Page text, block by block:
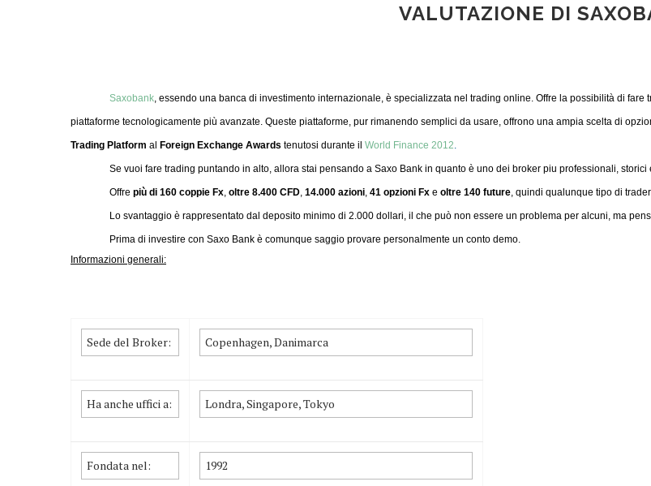
VALUTAZIONE DI
Saxobank , essendo una banca di investimento internazionale, è specializzata nel trading online. Offre la possibilità di
piattaforme tecnologicamente più avanzate. Queste piattaforme, pur rimanendo semplici da usare, offrono una ampia scelta di
Trading Platform al Foreign Exchange Awards tenutosi durante il World Finance 2012
Se vuoi fare trading puntando in alto, allora stai pensando a Saxo Bank in quanto è uno dei broker piu professionali, storici
Offre più di 160 coppie Fx oltre 8.400 CFD 14.000 azioni 41 opzioni Fx e oltre 140 future , quindi qualunque tipo di
Lo svantaggio è rappresentato dal deposito minimo di 2.000 dollari, il che può non essere un problema per alcuni, ma
Prima di investire con Saxo Bank è comunque saggio provare personalmente un conto demo.
Informazioni generali:
Sede del Broker: Copenhagen, Danimarca
Ha anche uffici a: Londra, Singapore, Tokyo
Fondata nel: 1992